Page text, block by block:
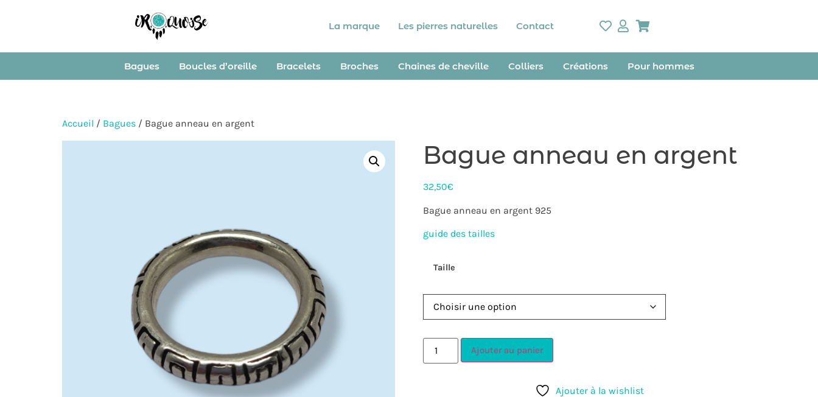
La marque Les pierres naturelles Contact
Bagues Boucles d’oreille Bracelets Broches Chaines de cheville Colliers Créations Pour hommes
Accueil / Bagues / Bague anneau en argent
Bague anneau en argent
32,50€
Bague anneau en argent 925
guide des tailles
Taille
Ajouter au panier
Ajouter à la wishlist